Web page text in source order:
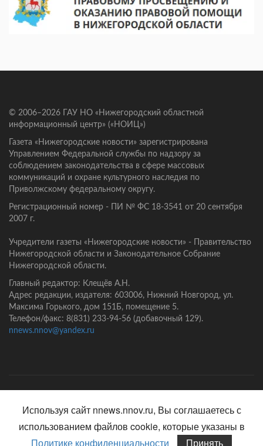
© 2006–2026 ГАУ НО «Нижегородский областной
информационный центр» («НОИЦ»)
Газета «Нижегородские новости» зарегистрирована
Управлением Федеральной службы по надзору за
соблюдением законодательства в сфере массовых
коммуникаций и охране культурного наследия по
Приволжскому федеральному округу.
Регистрационный номер - ПИ № ФС 18-3541 от 20 сентября
2007 г.
Учредители газеты «Нижегородские новости» - Правительство
Нижегородской области и Законодательное Собрание
Нижегородской области.
Главный редактор: Клещёв А.Н.
Адрес редакции, издателя: 603006, Нижний Новгород, ул.
Максима Горького, дом 151Б, помещение 5.
Телефон/факс: 8(831) 233-94-56 (добавочный 129).
nnews.nnov@yandex.ru
Используя сайт nnews.nnov.ru, Вы соглашаетесь с
использованием файлов cookie, которые указаны в
Политике конфиденциальности
Принять